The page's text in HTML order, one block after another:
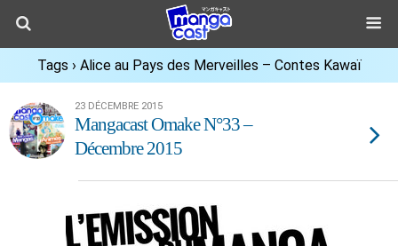
Tags › Alice au Pays des Merveilles – Contes Kawaï
23 DÉCEMBRE 2015
Mangacast Omake N°33 –
Décembre 2015